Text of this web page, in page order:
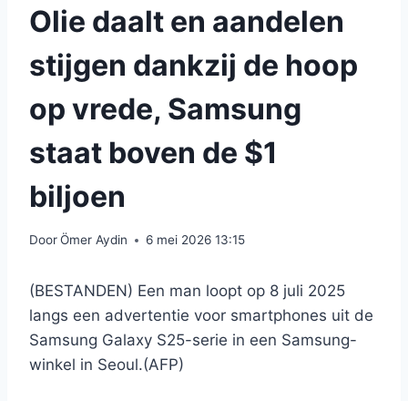
Olie daalt en aandelen
stijgen dankzij de hoop
op vrede, Samsung
staat boven de $1
biljoen
DoorÖmer Aydin 6 mei 2026 13:15
(BESTANDEN) Een man loopt op 8 juli 2025
langs een advertentie voor smartphones uit de
Samsung Galaxy S25-serie in een Samsung-
winkel in Seoul.(AFP)